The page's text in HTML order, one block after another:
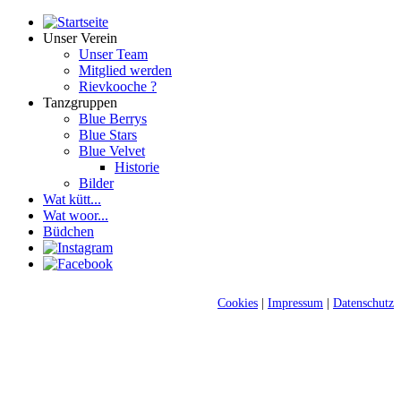
Unser Verein
Unser Team
Mitglied werden
Rievkooche ?
Tanzgruppen
Blue Berrys
Blue Stars
Blue Velvet
Historie
Bilder
Wat kütt...
Wat woor...
Büdchen
Cookies Impressum Datenschutz